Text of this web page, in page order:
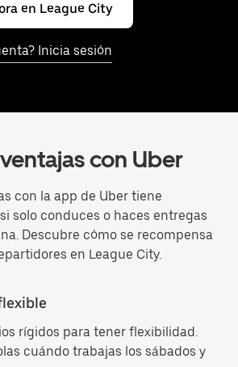
en League City
Inicia sesión
con Uber
con la app de Uber tiene
solo conduces o haces entregas
Descubre cómo se recompensa
en League City.
rígidos para tener flexibilidad.
cuándo trabajas los sábados y